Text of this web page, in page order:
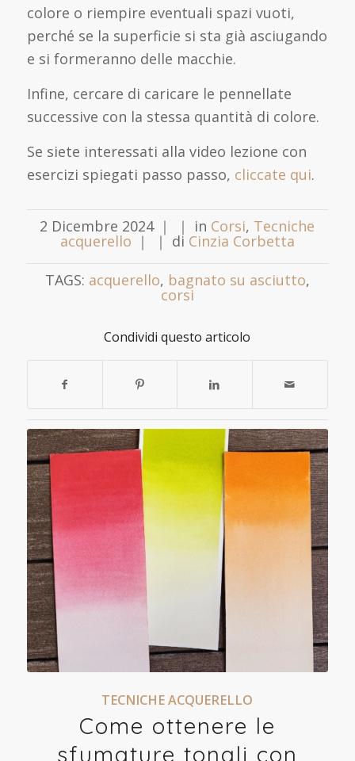
colore o riempire eventuali spazi vuoti,
perché se la superficie si sta già asciugando
e si formeranno delle macchie.
Infine, cercare di caricare le pennellate
successive con la stessa quantità di colore.
Se siete interessati alla video lezione con
esercizi spiegati passo passo, cliccate qui.
2 Dicembre 2024 ｜ ｜ in Corsi, Tecniche
acquerello ｜ ｜ di Cinzia Corbetta
TAGS: acquerello, bagnato su asciutto,
corsi
Condividi questo articolo
TECNICHE ACQUERELLO
Come ottenere le
sfumature tonali con